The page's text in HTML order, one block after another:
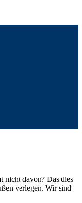
nicht davon? Das dies
verlegen. Wir sind